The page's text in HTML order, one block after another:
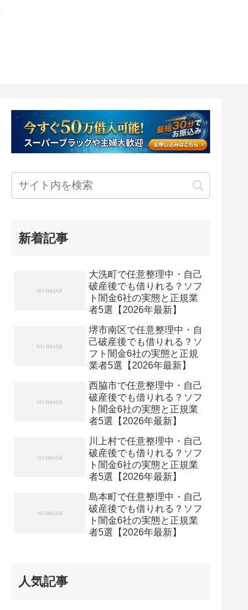
新着記事
大洗町で任意整理中・自己
破産後でも借りれる？ソフ
ト闇金6社の実態と正規業
者5選【2026年最新】
堺市南区で任意整理中・自
己破産後でも借りれる？ソ
フト闇金6社の実態と正規
業者5選【2026年最新】
西脇市で任意整理中・自己
破産後でも借りれる？ソフ
ト闇金6社の実態と正規業
者5選【2026年最新】
川上村で任意整理中・自己
破産後でも借りれる？ソフ
ト闇金6社の実態と正規業
者5選【2026年最新】
島本町で任意整理中・自己
破産後でも借りれる？ソフ
ト闇金6社の実態と正規業
者5選【2026年最新】
人気記事